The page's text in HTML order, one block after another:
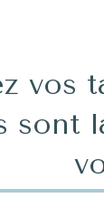
vos
sont